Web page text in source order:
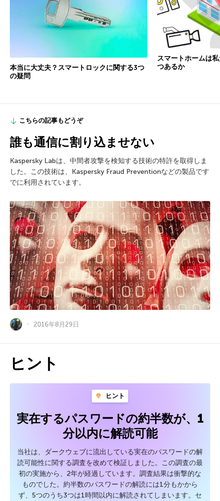
本当に大丈夫？スマートロックに関する3つ
の疑問
スマートホームは
つあるか
こちらの記事もどうぞ
誰も通信に割り込ませない
Kaspersky Labは、中間者攻撃を検知する技術の特許を取得しま
した。この技術は、Kaspersky Fraud Preventionなどの製品です
でに利用されています。
2016年8月29日
ヒント
ヒント
実在するパスワードの約半数が、1
分以内に解読可能
当社は、ダークウェブに流出している実在のパスワードの解
読可能性に関する調査を改めて検証しました。この調査の最
初の実施から、2年が経過しています。調査結果は衝撃的な
ものでした。約半数のパスワードの解読には1分もかから
ず、5つのうち3つは1時間以内に解読されてしまいます。セ